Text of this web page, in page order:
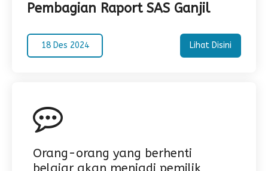
Pembagian Raport SAS Ganjil
18 Des 2024 Lihat Disini
Orang-orang yang berhenti